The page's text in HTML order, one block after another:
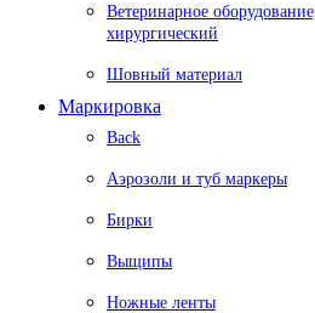
Ветеринарное
хирургический
Шовный материал
Маркировка
Back
Аэрозоли и туб маркеры
Бирки
Выщипы
Ножные ленты